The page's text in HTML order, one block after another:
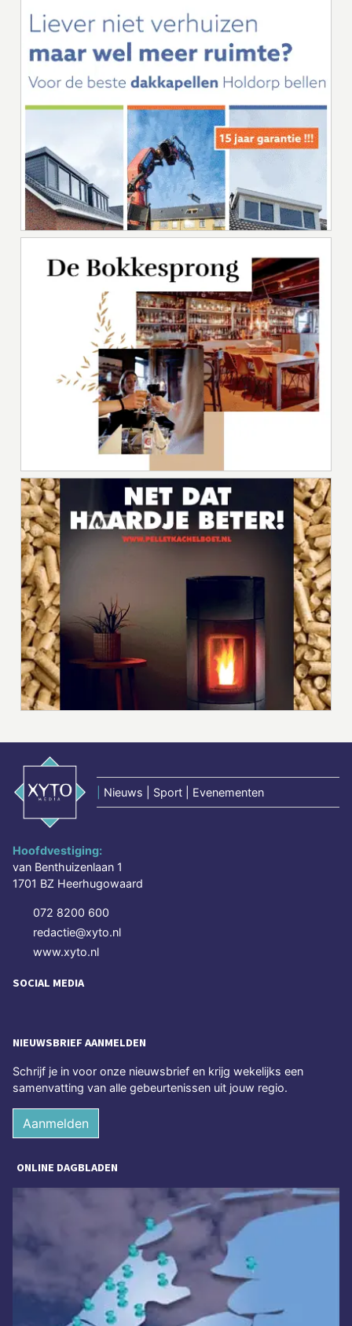
Nieuws | Sport | Evenementen
Hoofdvestiging:
van Benthuizenlaan 1
1701 BZ Heerhugowaard
072 8200 600
redactie@xyto.nl
www.xyto.nl
SOCIAL MEDIA
NIEUWSBRIEF AANMELDEN
Schrijf je in voor onze nieuwsbrief en krijg wekelijks een
samenvatting van alle gebeurtenissen uit jouw regio.
Aanmelden
ONLINE DAGBLADEN